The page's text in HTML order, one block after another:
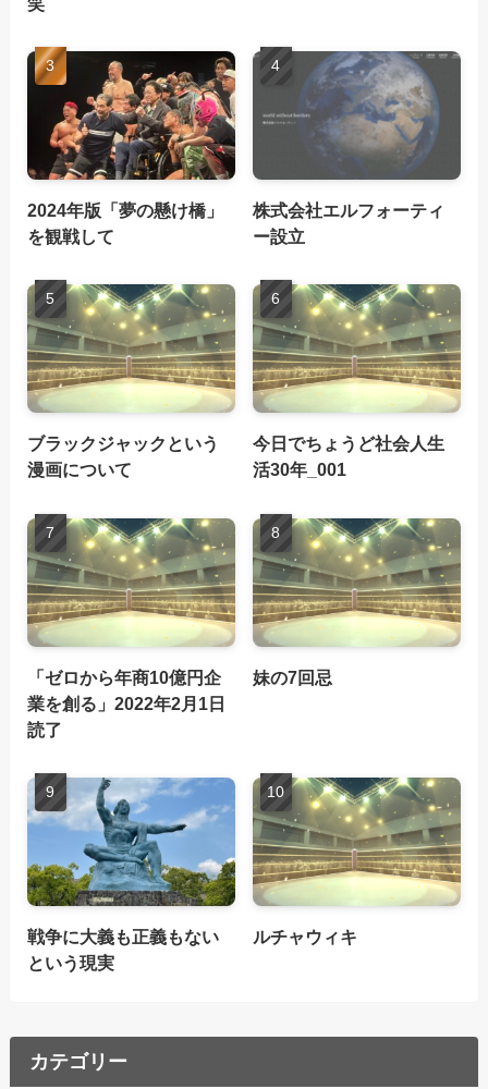
2024年版「夢の懸け橋」
を観戦して
株式会社エルフォーティ
ー設立
ブラックジャックという
漫画について
今日でちょうど社会人生
活30年_001
「ゼロから年商10億円企
業を創る」2022年2月1日
読了
妹の7回忌
戦争に大義も正義もない
という現実
ルチャウィキ
カテゴリー